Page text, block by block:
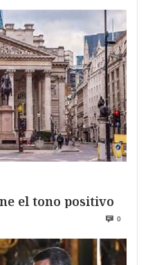
el tono positivo
0